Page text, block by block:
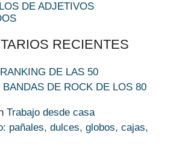
DE ADJETIVOS
RECIENTES
RANKING DE LAS 50
BANDAS DE ROCK DE LOS 80
Trabajo desde casa
pañales, dulces, globos, cajas,